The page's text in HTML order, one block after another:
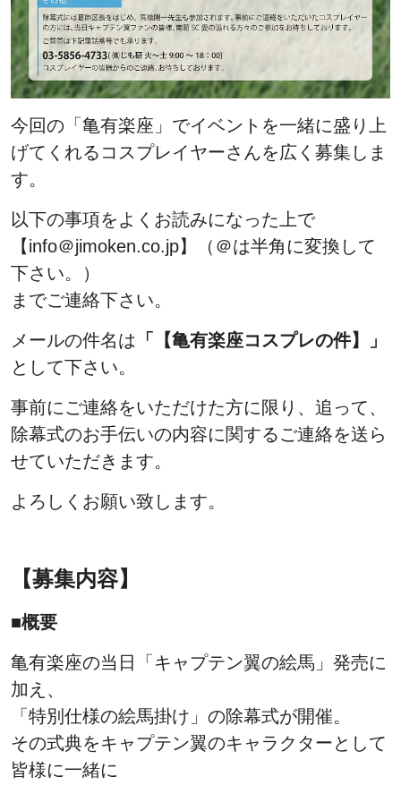
今回の「亀有楽座」でイベントを一緒に盛り上
げてくれるコスプレイヤーさんを広く募集しま
す。
以下の事項をよくお読みになった上で
【info＠jimoken.co.jp】（＠は半角に変換して
下さい。）
までご連絡下さい。
メールの件名は 「【亀有楽座コスプレの件】」
として下さい。
事前にご連絡をいただけた方に限り、追って、
除幕式のお手伝いの内容に関するご連絡を送ら
せていただきます。
よろしくお願い致します。
【募集内容】
■概要
亀有楽座の当日「キャプテン翼の絵馬」発売に
加え、
「特別仕様の絵馬掛け」の除幕式が開催。
その式典をキャプテン翼のキャラクターとして
皆様に一緒に